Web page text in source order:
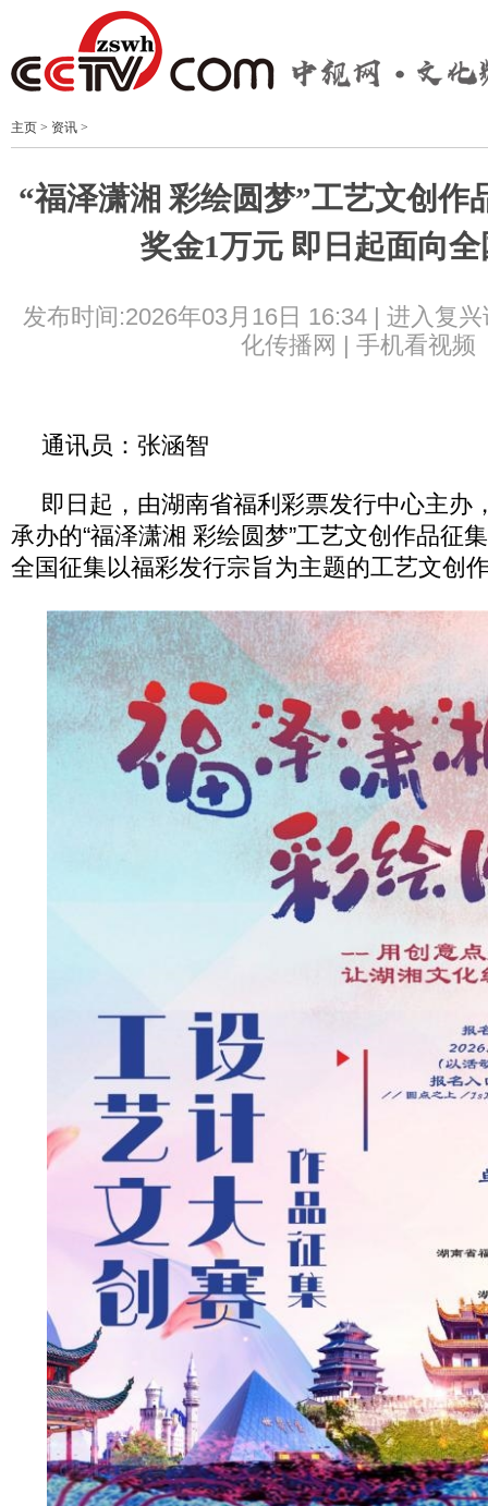
主页 > 资讯 >
“福泽潇湘 彩绘圆梦”工艺文创作
奖金1万元 即日起面向
发布时间:2026年03月16日 16:34 | 进入复兴
化传播网 | 手机看视频
通讯员：张涵智
即日起，由湖南省福利彩票发行中心主办
承办的“福泽潇湘 彩绘圆梦”工艺文创作品征
全国征集以福彩发行宗旨为主题的工艺文创